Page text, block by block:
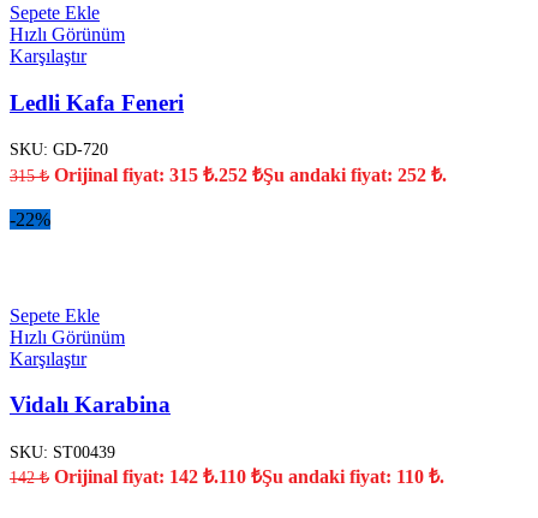
Sepete Ekle
Hızlı Görünüm
Karşılaştır
Ledli Kafa Feneri
SKU: GD-720
315₺ Orijinal fiyat: 315 ₺.252 ₺Şu andaki fiyat: 252 ₺.
-22%
Sepete Ekle
Hızlı Görünüm
Karşılaştır
Vidalı Karabina
SKU: ST00439
142₺ Orijinal fiyat: 142 ₺.110 ₺Şu andaki fiyat: 110 ₺.